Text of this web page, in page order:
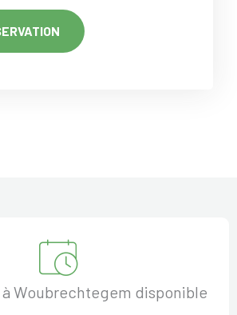
Woubrechtegem disponible